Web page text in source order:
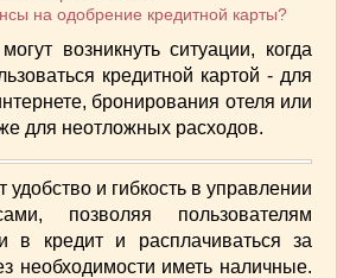
(52)
на одобрение кредитной карты?
возникнуть ситуации, когда
кредитной картой - для
бронирования отеля или
для неотложных расходов.
и гибкость в управлении
позволяя пользователям
в кредит и расплачиваться за
необходимости иметь наличные.